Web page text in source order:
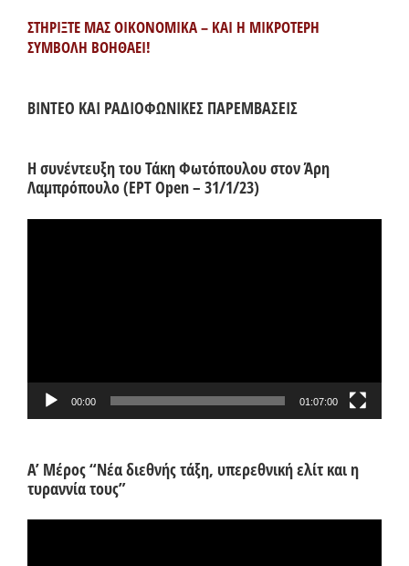
ΣΤΗΡΙΞΤΕ ΜΑΣ ΟΙΚΟΝΟΜΙΚΑ – ΚΑΙ Η ΜΙΚΡΟΤΕΡΗ
ΣΥΜΒΟΛΗ ΒΟΗΘΑΕΙ!
ΒΙΝΤΕΟ ΚΑΙ ΡΑΔΙΟΦΩΝΙΚΕΣ ΠΑΡΕΜΒΑΣΕΙΣ
Η συνέντευξη του Τάκη Φωτόπουλου στον Άρη
Λαμπρόπουλο (ΕΡΤ Open – 31/1/23)
00:00 01:07:00
Α’ Μέρος “Νέα διεθνής τάξη, υπερεθνική ελίτ και η
τυραννία τους”